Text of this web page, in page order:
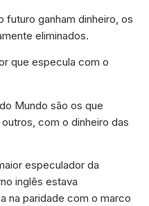
futuro ganham dinheiro, os
eliminados.
que especula com o
Mundo são os que
com o dinheiro das
especulador da
inglês estava
na paridade com o marco